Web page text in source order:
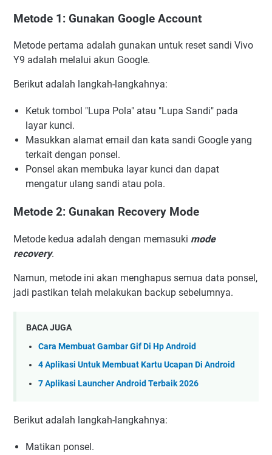
Metode 1: Gunakan Google Account
Metode pertama adalah gunakan untuk reset sandi Vivo
Y9 adalah melalui akun Google.
Berikut adalah langkah-langkahnya:
Ketuk tombol "Lupa Pola" atau "Lupa Sandi" pada
layar kunci.
Masukkan alamat email dan kata sandi Google yang
terkait dengan ponsel.
Ponsel akan membuka layar kunci dan dapat
mengatur ulang sandi atau pola.
Metode 2: Gunakan Recovery Mode
Metode kedua adalah dengan memasuki mode
recovery.
Namun, metode ini akan menghapus semua data ponsel,
jadi pastikan telah melakukan backup sebelumnya.
BACA JUGA
Cara Membuat Gambar Gif Di Hp Android
4 Aplikasi Untuk Membuat Kartu Ucapan Di Android
7 Aplikasi Launcher Android Terbaik 2026
Berikut adalah langkah-langkahnya:
Matikan ponsel.